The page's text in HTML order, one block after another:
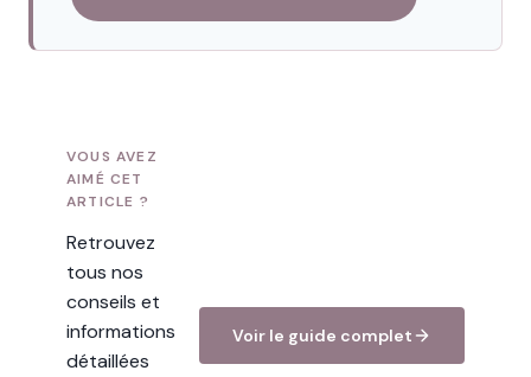
VOUS AVEZ
AIMÉ CET
ARTICLE ?
Retrouvez
tous nos
conseils et
informations
détaillées
Voir le guide complet